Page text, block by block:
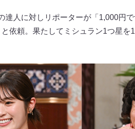
達人に対しリポーターが「1,000円
依頼。果たしてミシュラン1つ星を